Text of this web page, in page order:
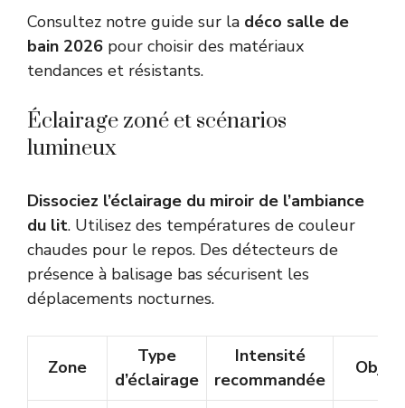
Consultez notre guide sur la déco salle de
bain 2026 pour choisir des matériaux
tendances et résistants.
Éclairage zoné et scénarios
lumineux
Dissociez l’éclairage du miroir de l’ambiance
du lit. Utilisez des températures de couleur
chaudes pour le repos. Des détecteurs de
présence à balisage bas sécurisent les
déplacements nocturnes.
Zone
Type
d’éclairage
Intensité
recommandée